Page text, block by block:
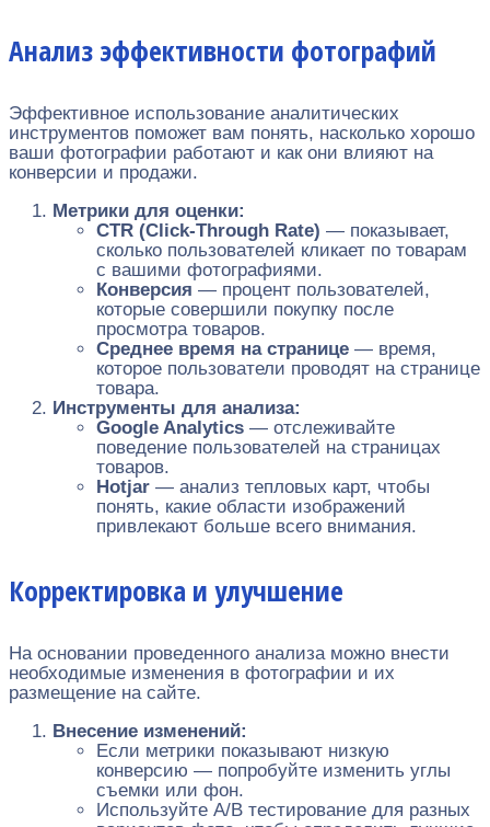
Анализ эффективности фотографий
Эффективное использование аналитических
инструментов поможет вам понять, насколько хорошо
ваши фотографии работают и как они влияют на
конверсии и продажи.
Метрики для оценки:
CTR (Click-Through Rate) — показывает,
сколько пользователей кликает по товарам
с вашими фотографиями.
Конверсия — процент пользователей,
которые совершили покупку после
просмотра товаров.
Среднее время на странице — время,
которое пользователи проводят на странице
товара.
Инструменты для анализа:
Google Analytics — отслеживайте
поведение пользователей на страницах
товаров.
Hotjar — анализ тепловых карт, чтобы
понять, какие области изображений
привлекают больше всего внимания.
Корректировка и улучшение
На основании проведенного анализа можно внести
необходимые изменения в фотографии и их
размещение на сайте.
Внесение изменений:
Если метрики показывают низкую
конверсию — попробуйте изменить углы
съемки или фон.
Используйте A/B тестирование для разных